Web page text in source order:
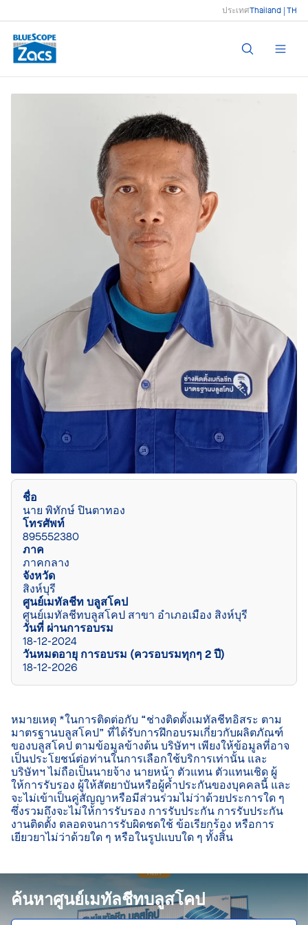
ประเทศThailand | TH
ชื่อ
นาย พิทักษ์ ปินตาทอง
โทรศัพท์
895552380
ภาค
ภาคกลาง
จังหวัด
สิงห์บุรี
ศูนย์เมทัลชีท บลูสโคป
ศูนย์เมทัลชีทบลูสโคป สาขา อำเภอเมือง สิงห์บุรี
วันที่ ผ่านการอบรม
18-12-2024
วันหมดอายุ การอบรม (ควรอบรมทุกๆ 2 ปี)
18-12-2026
หมายเหตุ *ในการติดต่อกับ “ช่างติดตั้งเมทัลชีทอิสระ ตาม
มาตรฐานบลูสโคป” ที่ได้รับการฝึกอบรมเกี่ยวกับผลิตภัณฑ์
ของบลูสโคป ตามข้อมูลข้างต้น บริษัทฯ เพียงให้ข้อมูลที่อาจ
เป็นประโยชน์ต่อท่านในการเลือกใช้บริการเท่านั้น และ
บริษัทฯ ไม่ถือเป็นนายจ้าง นายหน้า ตัวแทน ตัวแทนเชิด ผู้
ให้การรับรอง ผู้ให้สัตยาบันหรือผู้ค้ำประกันของบุคคลนี้ และ
จะไม่เข้าเป็นคู่สัญญาหรือมีส่วนร่วมไม่ว่าด้วยประการใด ๆ
ซึ่งรวมถึงจะไม่ให้การรับรอง การรับประกัน การรับประกัน
งานติดตั้ง ตลอดจนการรับผิดชดใช้ ข้อเรียกร้อง หรือการ
เยียวยาไม่ว่าด้วยใด ๆ หรือในรูปแบบใด ๆ ทั้งสิ้น
ค้นหาศูนย์เมทัลชีทบลูสโคป